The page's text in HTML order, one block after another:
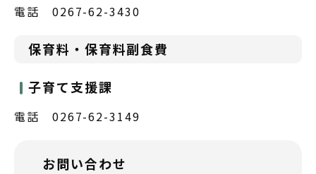
電話 0267-62-3430
保育料・保育料副食費
子育て支援課
電話 0267-62-3149
お問い合わせ